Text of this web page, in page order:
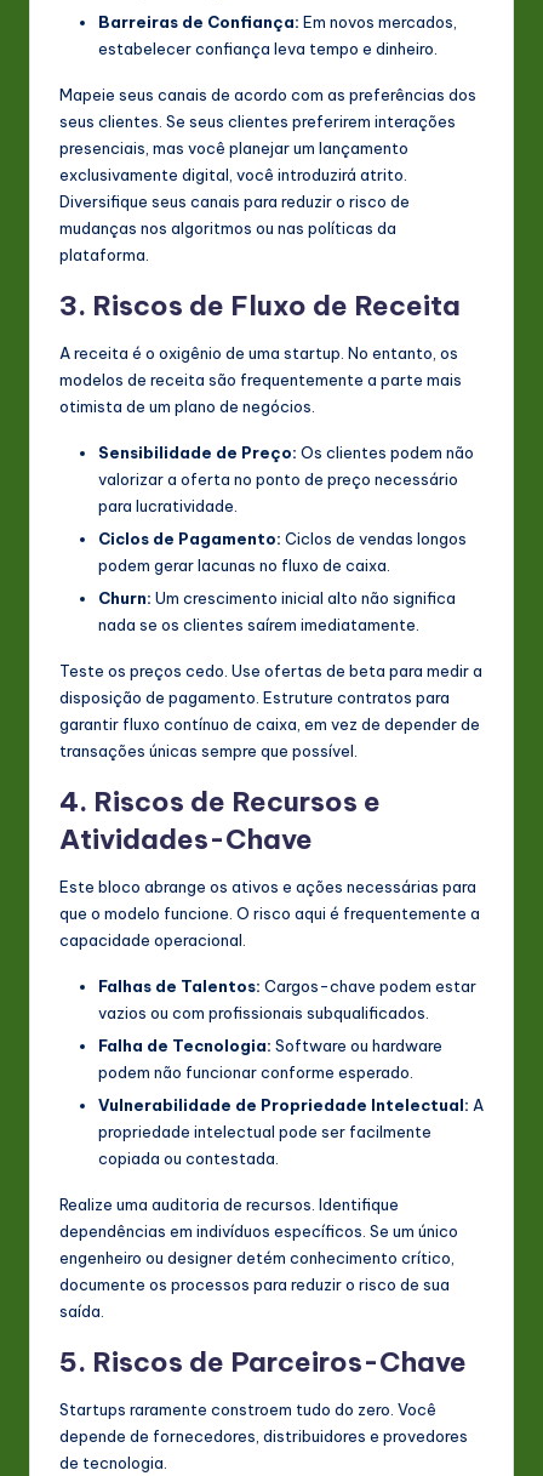
Barreiras de Confiança: Em novos mercados,
estabelecer confiança leva tempo e dinheiro.
Mapeie seus canais de acordo com as preferências dos
seus clientes. Se seus clientes preferirem interações
presenciais, mas você planejar um lançamento
exclusivamente digital, você introduzirá atrito.
Diversifique seus canais para reduzir o risco de
mudanças nos algoritmos ou nas políticas da
plataforma.
3. Riscos de Fluxo de Receita
A receita é o oxigênio de uma startup. No entanto, os
modelos de receita são frequentemente a parte mais
otimista de um plano de negócios.
Sensibilidade de Preço: Os clientes podem não
valorizar a oferta no ponto de preço necessário
para lucratividade.
Ciclos de Pagamento: Ciclos de vendas longos
podem gerar lacunas no fluxo de caixa.
Churn: Um crescimento inicial alto não significa
nada se os clientes saírem imediatamente.
Teste os preços cedo. Use ofertas de beta para medir a
disposição de pagamento. Estruture contratos para
garantir fluxo contínuo de caixa, em vez de depender de
transações únicas sempre que possível.
4. Riscos de Recursos e
Atividades-Chave
Este bloco abrange os ativos e ações necessárias para
que o modelo funcione. O risco aqui é frequentemente a
capacidade operacional.
Falhas de Talentos: Cargos-chave podem estar
vazios ou com profissionais subqualificados.
Falha de Tecnologia: Software ou hardware
podem não funcionar conforme esperado.
Vulnerabilidade de Propriedade Intelectual: A
propriedade intelectual pode ser facilmente
copiada ou contestada.
Realize uma auditoria de recursos. Identifique
dependências em indivíduos específicos. Se um único
engenheiro ou designer detém conhecimento crítico,
documente os processos para reduzir o risco de sua
saída.
5. Riscos de Parceiros-Chave
Startups raramente constroem tudo do zero. Você
depende de fornecedores, distribuidores e provedores
de tecnologia.